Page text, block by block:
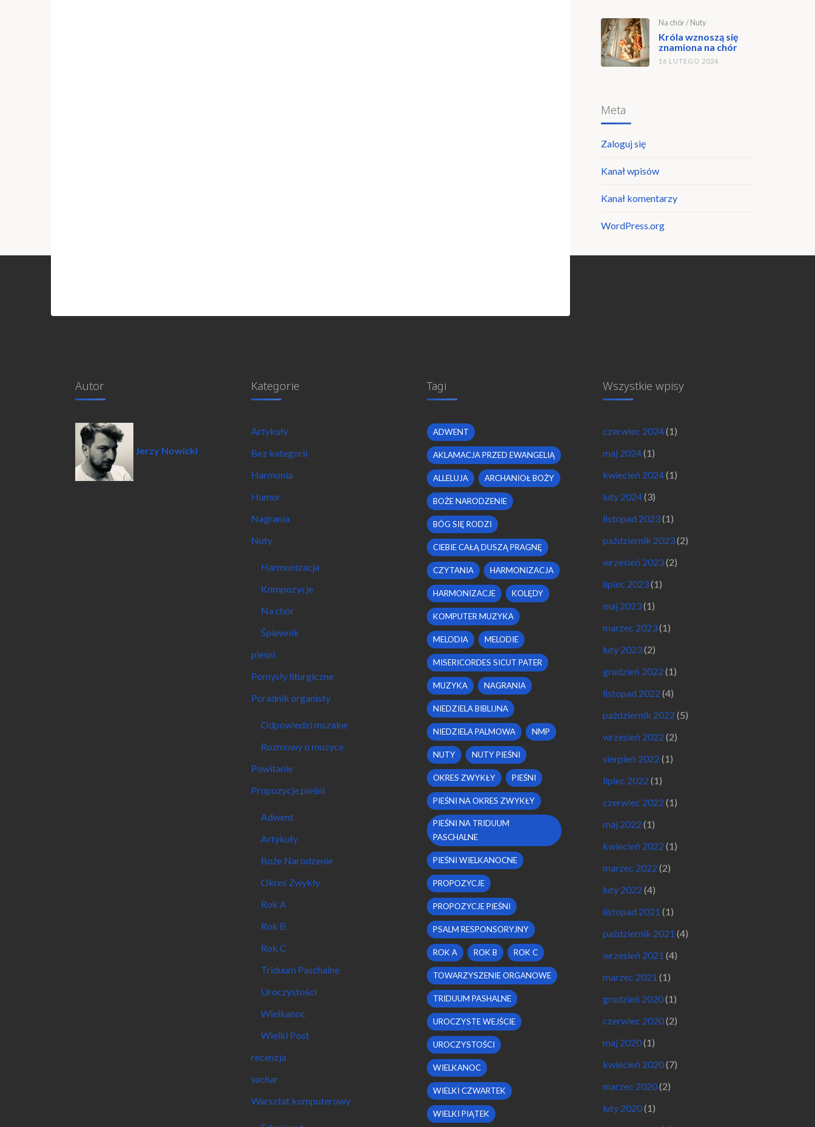
Na chór/Nuty
Króla wznoszą się
znamiona na chór
16 LUTEGO 2024
Meta
Zaloguj się
Kanał wpisów
Kanał komentarzy
WordPress.org
Autor
Jerzy Nowicki
Kategorie
Artykuły
Bez kategorii
Harmonia
Humor
Nagrania
Nuty
Harmonizacja
Kompozycje
Na chór
Śpiewnik
pieśni
Pomysły liturgiczne
Poradnik organisty
Odpowiedzi mszalne
Rozmowy o muzyce
Powitanie
Propozycje pieśni
Adwent
Artykuły
Boże Narodzenie
Okres Zwykły
Rok A
Rok B
Rok C
Triduum Paschalne
Uroczystości
Wielkanoc
Wielki Post
recenzja
suchar
Warsztat komputerowy
Tagi
ADWENT
AKLAMACJA PRZED EWANGELIĄ
ALLELUJA ARCHANIOŁ BOŻY
BOŻE NARODZENIE
BÓG SIĘ RODZI
CIEBIE CAŁĄ DUSZĄ PRAGNĘ
CZYTANIA HARMONIZACJA
HARMONIZACJE KOLĘDY
KOMPUTER MUZYKA
MELODIA MELODIE
MISERICORDES SICUT PATER
MUZYKA NAGRANIA
NIEDZIELA BIBLIJNA
NIEDZIELA PALMOWA NMP
NUTY NUTY PIEŚNI
OKRES ZWYKŁY PIEŚNI
PIEŚNI NA OKRES ZWYKŁY
PIEŚNI NA TRIDUUM
PASCHALNE
PIEŚNI WIELKANOCNE
PROPOZYCJE
PROPOZYCJE PIEŚNI
PSALM RESPONSORYJNY
ROK A ROK B ROK C
TOWARZYSZENIE ORGANOWE
TRIDUUM PASHALNE
UROCZYSTE WEJŚCIE
UROCZYSTOŚCI
WIELKANOC
WIELKI CZWARTEK
WIELKI PIĄTEK
Wszystkie wpisy
czerwiec 2024(1)
maj 2024(1)
kwiecień 2024(1)
luty 2024(3)
listopad 2023(1)
październik 2023(2)
wrzesień 2023(2)
lipiec 2023(1)
maj 2023(1)
marzec 2023(1)
luty 2023(2)
grudzień 2022 (1)
listopad 2022 (4)
październik 2022 (5)
wrzesień 2022 (2)
sierpień 2022 (1)
lipiec 2022 (1)
czerwiec 2022 (1)
maj 2022 (1)
kwiecień 2022 (1)
marzec 2022 (2)
luty 2022 (4)
listopad 2021 (1)
październik 2021 (4)
wrzesień 2021 (4)
marzec 2021 (1)
grudzień 2020(1)
czerwiec 2020(2)
maj 2020(1)
kwiecień 2020(7)
marzec 2020(2)
luty 2020(1)